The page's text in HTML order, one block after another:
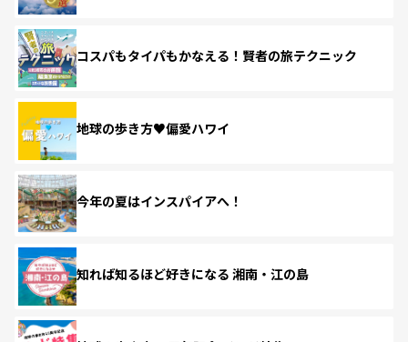
コスパもタイパもかなえる！賢者の旅テクニック
地球の歩き方♥偏愛ハワイ
今年の夏はインスパイアへ！
知れば知るほど好きになる 湘南・江の島